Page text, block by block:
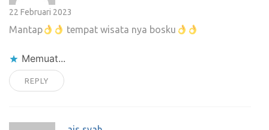
22 Februari 2023
Mantap tempat wisata nya bosku
Memuat...
REPLY